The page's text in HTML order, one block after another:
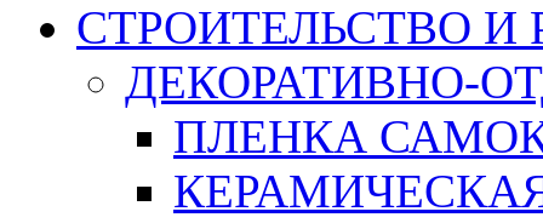
СТРОИТЕЛЬСТВО И
ДЕКОРАТИВНО-
ПЛЕНКА